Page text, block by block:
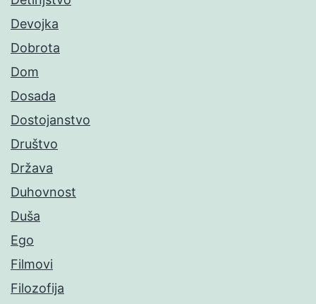
Devojka
Dobrota
Dom
Dosada
Dostojanstvo
Društvo
Država
Duhovnost
Duša
Ego
Filmovi
Filozofija